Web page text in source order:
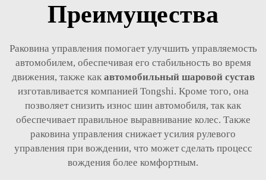
Преимущества
Раковина управления помогает улучшить управляемость
автомобилем, обеспечивая его стабильность во время
движения, также как автомобильный шаровой сустав
изготавливается компанией Tongshi. Кроме того, она
позволяет снизить износ шин автомобиля, так как
обеспечивает правильное выравнивание колес. Также
раковина управления снижает усилия рулевого
управления при вождении, что может сделать процесс
вождения более комфортным.